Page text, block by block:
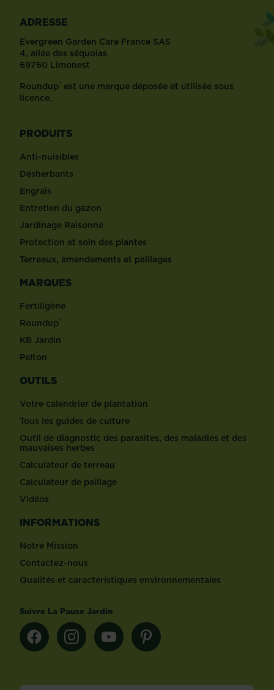
ADRESSE
Evergreen Garden Care France SAS
4, allée des séquoias
69760 Limonest
Roundup® est une marque déposée et utilisée sous
licence.
PRODUITS
Anti-nuisibles
Désherbants
Engrais
Entretien du gazon
Jardinage Raisonné
Protection et soin des plantes
Terreaux, amendements et paillages
MARQUES
Fertiligène
Roundup®
KB Jardin
Pelton
OUTILS
Votre calendrier de plantation
Tous les guides de culture
Outil de diagnostic des parasites, des maladies et des
mauvaises herbes
Calculateur de terreau
Calculateur de paillage
Vidéos
INFORMATIONS
Notre Mission
Contactez-nous
Qualités et caractéristiques environnementales
Suivre La Pause Jardin